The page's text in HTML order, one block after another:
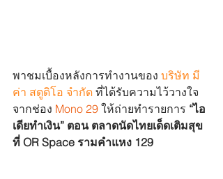
พาชมเบื้องหลังการทำงานของ บริษัท มี
ค่า สตูดิโอ จำกัด ที่ได้รับความไว้วางใจ
จากช่อง Mono 29 ให้ถ่ายทำรายการ “ไอ
เดียทำเงิน” ตอน ตลาดนัดไทยเด็ดเติมสุข
ที่ OR Space รามคำแหง 129